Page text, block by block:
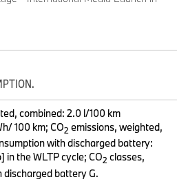
combined: 2.0 l/100 km
100 km; CO2 emissions, weighted,
with discharged battery:
in the WLTP cycle; CO2classes,
battery G.